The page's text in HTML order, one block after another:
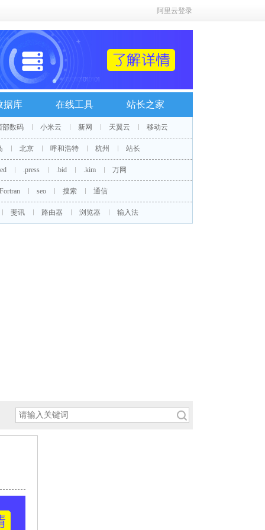
阿里云登录
据库 在线工具 站长之家
部数码 小米云 新网 天翼云 移动云
北京 呼和浩特 杭州 站长
.press .bid .kim 万网
Fortran seo 搜索 通信
斐讯 路由器 浏览器 输入法